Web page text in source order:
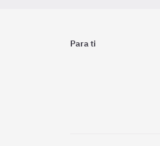
Para ti